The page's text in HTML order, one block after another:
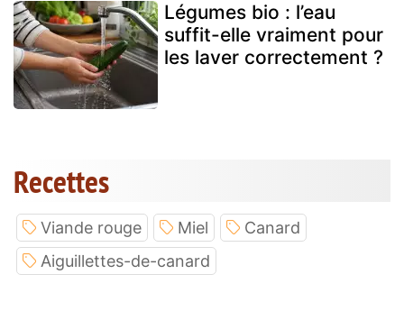
Légumes bio : l’eau
suffit-elle vraiment pour
les laver correctement ?
Recettes
Viande rouge Miel
Canard
Aiguillettes-de-canard